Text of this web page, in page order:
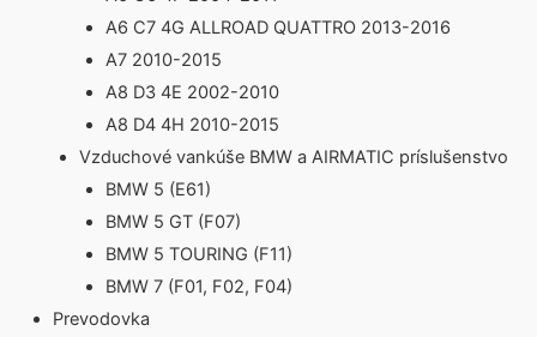
A6 C7 4G ALLROAD QUATTRO 2013-2016
A7 2010-2015
A8 D3 4E 2002-2010
A8 D4 4H 2010-2015
Vzduchové vankúše BMW a AIRMATIC príslušenstvo
BMW 5 (E61)
BMW 5 GT (F07)
BMW 5 TOURING (F11)
BMW 7 (F01, F02, F04)
Prevodovka